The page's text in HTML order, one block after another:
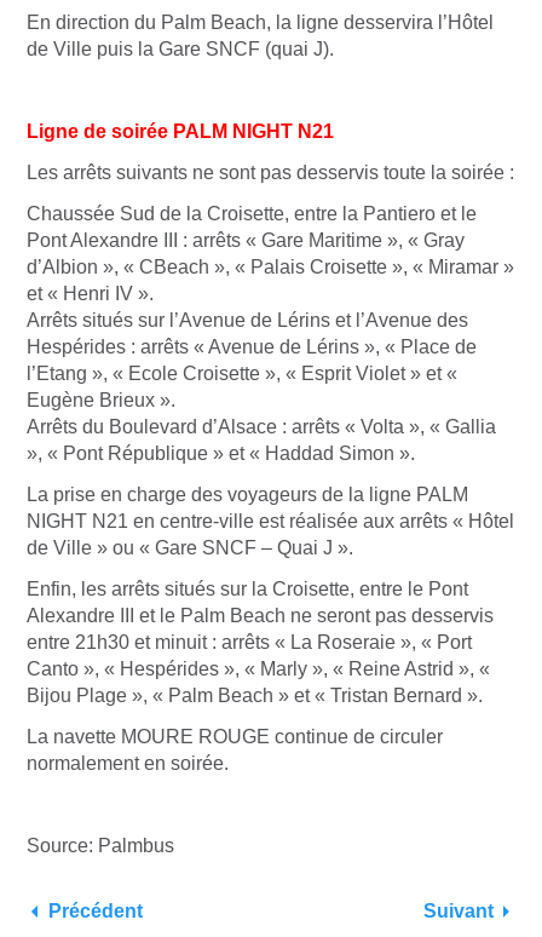
En direction du Palm Beach, la ligne desservira l’Hôtel
de Ville puis la Gare SNCF (quai J).
Ligne de soirée PALM NIGHT N21
Les arrêts suivants ne sont pas desservis toute la soirée :
Chaussée Sud de la Croisette, entre la Pantiero et le
Pont Alexandre III : arrêts « Gare Maritime », « Gray
d’Albion », « CBeach », « Palais Croisette », « Miramar »
et « Henri IV ».
Arrêts situés sur l’Avenue de Lérins et l’Avenue des
Hespérides : arrêts « Avenue de Lérins », « Place de
l’Etang », « Ecole Croisette », « Esprit Violet » et «
Eugène Brieux ».
Arrêts du Boulevard d’Alsace : arrêts « Volta », « Gallia
», « Pont République » et « Haddad Simon ».
La prise en charge des voyageurs de la ligne PALM
NIGHT N21 en centre-ville est réalisée aux arrêts « Hôtel
de Ville » ou « Gare SNCF – Quai J ».
Enfin, les arrêts situés sur la Croisette, entre le Pont
Alexandre III et le Palm Beach ne seront pas desservis
entre 21h30 et minuit : arrêts « La Roseraie », « Port
Canto », « Hespérides », « Marly », « Reine Astrid », «
Bijou Plage », « Palm Beach » et « Tristan Bernard ».
La navette MOURE ROUGE continue de circuler
normalement en soirée.
Source: Palmbus
Précédent Suivant